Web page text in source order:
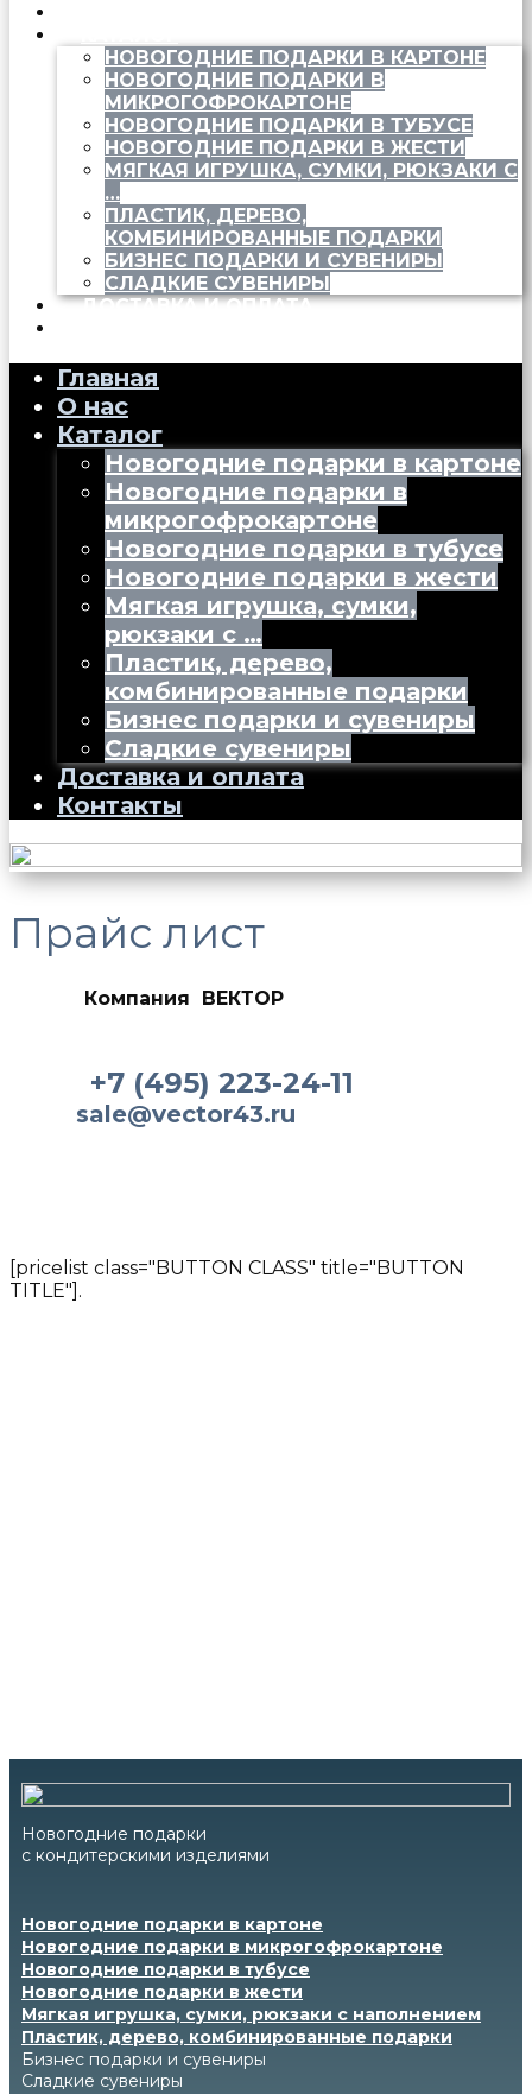
НОВОГОДНИЕ ПОДАРКИ В КАРТОНЕ
НОВОГОДНИЕ ПОДАРКИ В
МИКРОГОФРОКАРТОНЕ
НОВОГОДНИЕ ПОДАРКИ В ТУБУСЕ
НОВОГОДНИЕ ПОДАРКИ В ЖЕСТИ
МЯГКАЯ ИГРУШКА, СУМКИ, РЮКЗАКИ С
…
ПЛАСТИК, ДЕРЕВО,
КОМБИНИРОВАННЫЕ ПОДАРКИ
БИЗНЕС ПОДАРКИ И СУВЕНИРЫ
СЛАДКИЕ СУВЕНИРЫ
ДОСТАВКА И ОПЛАТА
Главная
О нас
Каталог
Новогодние подарки в картоне
Новогодние подарки в
микрогофрокартоне
Новогодние подарки в тубусе
Новогодние подарки в жести
Мягкая игрушка, сумки,
рюкзаки с …
Пластик, дерево,
комбинированные подарки
Бизнес подарки и сувениры
Сладкие сувениры
Доставка и оплата
Контакты
Прайс лист
Компания ВЕКТОР
+7 (495) 223-24-11
sale@vector43.ru
[pricelist class="BUTTON CLASS" title="BUTTON
TITLE"].
Новогодние подарки
с кондитерскими изделиями
Новогодние подарки в картоне
Новогодние подарки в микрогофрокартоне
Новогодние подарки в тубусе
Новогодние подарки в жести
Мягкая игрушка, сумки, рюкзаки с наполнением
Пластик, дерево, комбинированные подарки
Бизнес подарки и сувениры
Сладкие сувениры